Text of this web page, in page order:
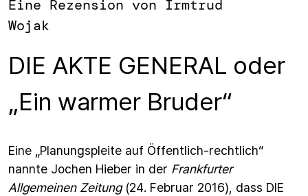
Eine Rezension von Irmtrud
Wojak
DIE AKTE GENERAL oder
„Ein warmer Bruder“
Eine „Planungspleite auf Öffentlich-rechtlich“
nannte Jochen Hieber in der Frankfurter
Allgemeinen Zeitung(24. Februar 2016), dass DIE